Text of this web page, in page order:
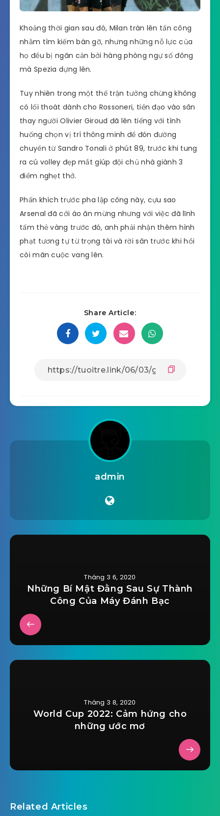
Khoảng thời gian sau đó, Milan tràn lên tấn công
nhằm tìm kiếm bàn gỡ, nhưng những nỗ lực của
họ đều bị ngăn cản bởi hàng phòng ngự số đông
mà Spezia dựng lên.
Tuy nhiên trong một thế trận tưởng chừng không
có lối thoát dành cho Rossoneri, tiền đạo vào sân
thay người Olivier Giroud đã lên tiếng với tình
huống chọn vị trí thông minh để đón đường
chuyền từ Sandro Tonali ở phút 89, trước khi tung
ra cú volley đẹp mắt giúp đội chủ nhà giành 3
điểm nghẹt thở.
Phấn khích trước pha lập công này, cựu sao
Arsenal đã cởi áo ăn mừng nhưng với việc đã lĩnh
tấm thẻ vàng trước đó, anh phải nhận thêm hình
phạt tương tự từ trọng tài và rời sân trước khi hồi
còi mãn cuộc vang lên.
Share Article:
admin
Tháng 3 6, 2020
Những Bí Mật Đằng Sau Sự Thành
Công Của Máy Đánh Bạc
Tháng 3 8, 2020
World Cup 2022: Cảm hứng cho
những ước mơ
Related Articles